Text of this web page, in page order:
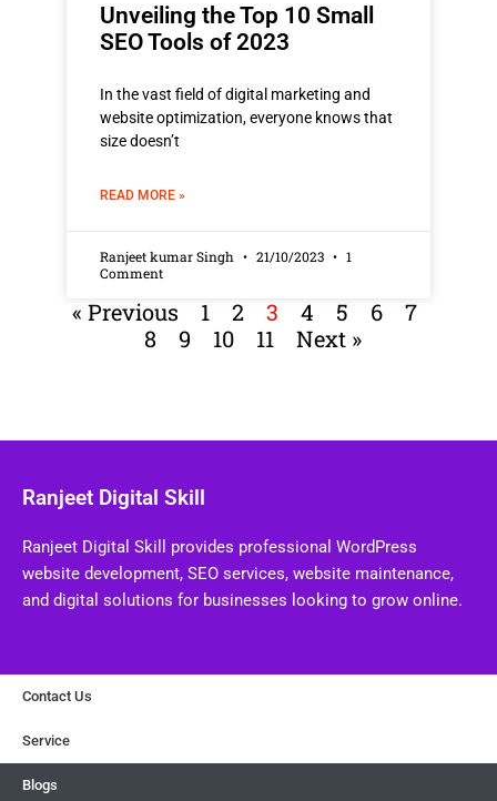
Unveiling the Top 10 Small
SEO Tools of 2023
In the vast field of digital marketing and
website optimization, everyone knows that
size doesn’t
READ MORE »
Ranjeet kumar Singh 21/10/2023
1
Comment
« Previous 1 2 3 4 5 6
7
8
9 10 11 Next »
Ranjeet Digital Skill
Ranjeet Digital Skill provides professional WordPress
website development, SEO services, website maintenance,
and digital solutions for businesses looking to grow online.
Contact Us
Service
Blogs